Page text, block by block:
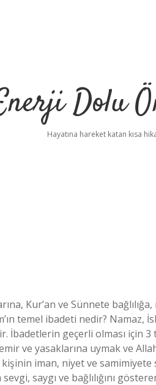
Dolu
Hayatına hareket katan kısa
Kur’an ve Sünnete
temel ibadeti nedir? Namaz,
İbadetlerin geçerli olması için
ve yasaklarına uymak ve
iman, niyet ve samimiyete
saygı ve bağlılığını